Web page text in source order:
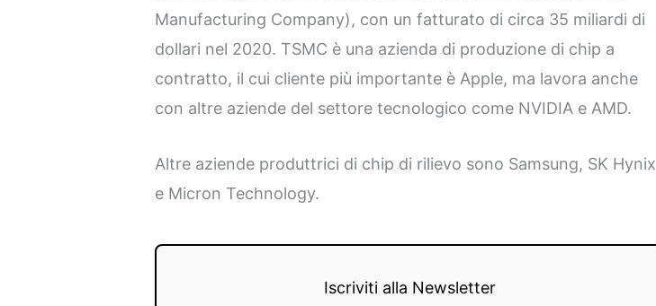
Manufacturing Company), con un fatturato di circa 35 miliardi di
dollari nel 2020. TSMC è una azienda di produzione di chip a
contratto, il cui cliente più importante è Apple, ma lavora anche
con altre aziende del settore tecnologico come NVIDIA e AMD.
Altre aziende produttrici di chip di rilievo sono Samsung, SK Hynix
e Micron Technology.
Iscriviti alla Newsletter